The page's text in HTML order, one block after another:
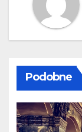
Podobne